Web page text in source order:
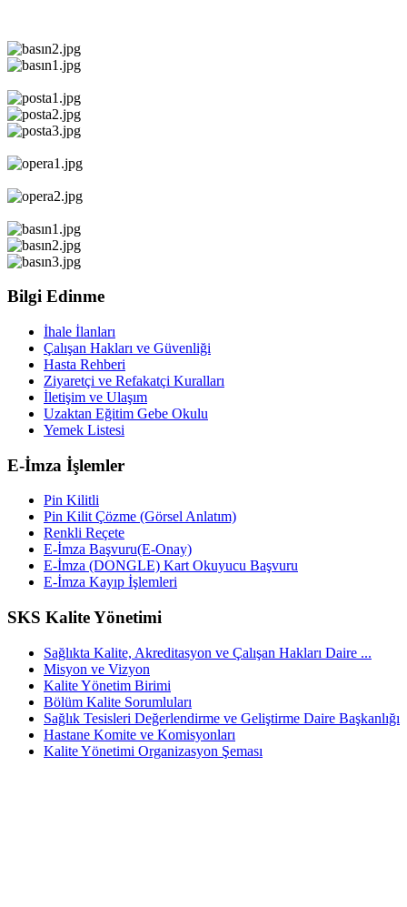
Bilgi Edinme
İhale İlanları
Çalışan Hakları ve Güvenliği
Hasta Rehberi
Ziyaretçi ve Refakatçi Kuralları
İletişim ve Ulaşım
Uzaktan Eğitim Gebe Okulu
Yemek Listesi
E-İmza İşlemler
Pin Kilitli
Pin Kilit Çözme (Görsel Anlatım)
Renkli Reçete
E-İmza Başvuru(E-Onay)
E-İmza (DONGLE) Kart Okuyucu Başvuru
E-İmza Kayıp İşlemleri
SKS Kalite Yönetimi
Sağlıkta Kalite, Akreditasyon ve Çalışan Hakları Daire ...
Misyon ve Vizyon
Kalite Yönetim Birimi
Bölüm Kalite Sorumluları
Sağlık Tesisleri Değerlendirme ve Geliştirme Daire Başkanlığı
Hastane Komite ve Komisyonları
Kalite Yönetimi Organizasyon Şeması